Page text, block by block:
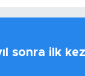
sonra ilk